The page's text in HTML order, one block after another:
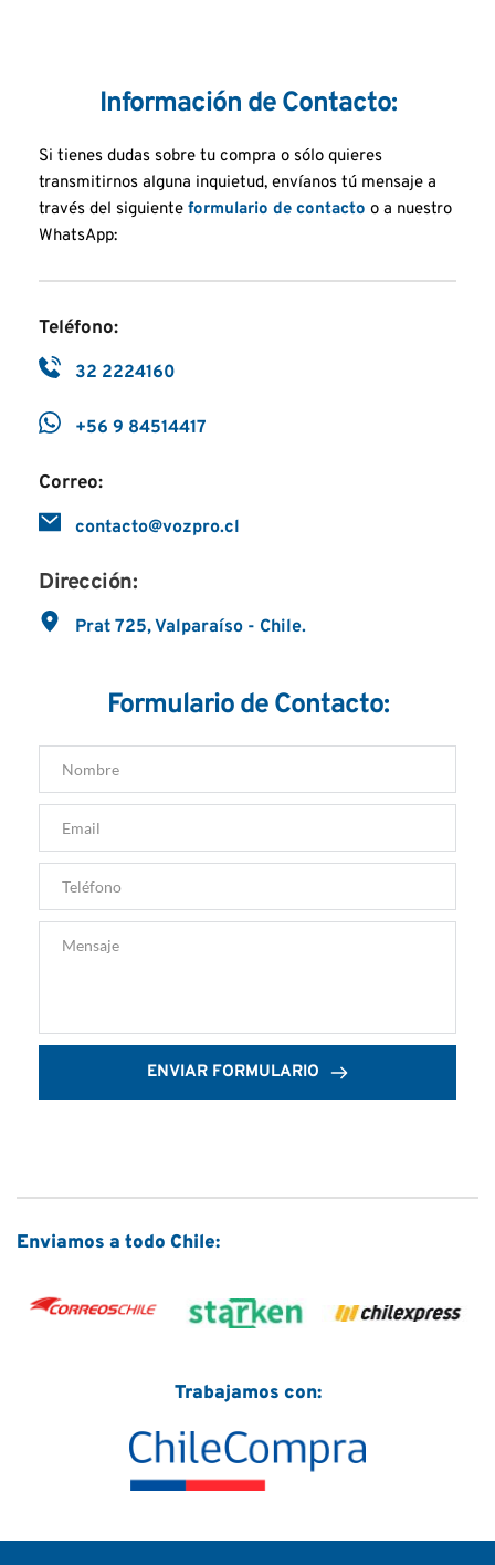
Información de Contacto:
Si tienes dudas sobre tu compra o sólo quieres
transmitirnos alguna inquietud, envíanos tú mensaje a
través del siguiente formulario de contacto o a nuestro
WhatsApp:
Teléfono:
32 2224160
+56 9 84514417
Correo:
contacto@vozpro.cl
Dirección:
Prat 725, Valparaíso - Chile.
Formulario de Contacto:
ENVIAR FORMULARIO
Enviamos a todo Chile:
Trabajamos con: